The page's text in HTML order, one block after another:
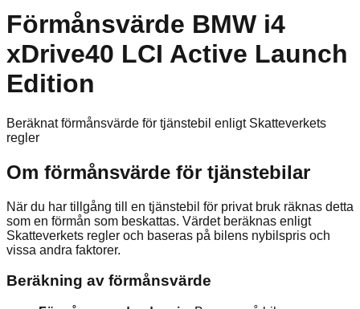
Förmånsvärde BMW i4
xDrive40 LCI Active Launch
Edition
Beräknat förmånsvärde för tjänstebil enligt Skatteverkets
regler
Om förmånsvärde för tjänstebilar
När du har tillgång till en tjänstebil för privat bruk räknas detta
som en förmån som beskattas. Värdet beräknas enligt
Skatteverkets regler och baseras på bilens nybilspris och
vissa andra faktorer.
Beräkning av förmånsvärde